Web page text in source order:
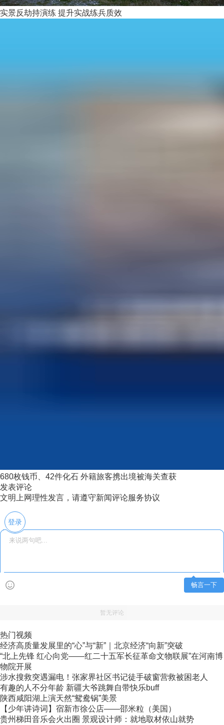
实景反劫持演练 提升实战练兵质效
680枚钱币、42件化石 外籍旅客携出境被海关查获
发表评论
文明上网理性发言，请遵守新闻评论服务协议
登录
畅言一下
暂无评论
热门视频
经济高质量发展里的“心”与“新”｜北京经济“向新”突破
“北上先锋 红心向党——红二十五军长征革命文物联展”在河南博
物院开展
涉水搜救突遇漏电！张家界社区书记徒手破窗营救被困老人
有趣的人不分年龄 新疆大爷跳舞自带快乐buff
陕西咸阳湖上演天然“鸳鸯锅”美景
【少年讲诗词】宿新市徐公店——邵米粒（美国）
贵州梯田音乐会火出圈 景观设计师：就地取材依山就势